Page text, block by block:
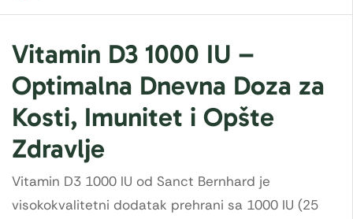
Vitamin D3 1000 IU –
Optimalna Dnevna Doza za
Kosti, Imunitet i Opšte
Zdravlje
Vitamin D3 1000 IU od Sanct Bernhard je
visokokvalitetni dodatak prehrani sa 1000 IU (25